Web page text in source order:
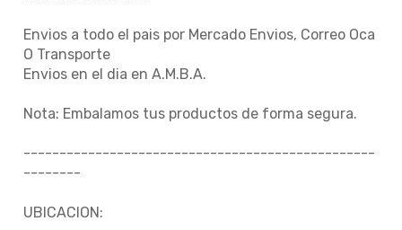
Envios a todo el pais por Mercado Envios, Correo Oca
O Transporte
Envios en el dia en A.M.B.A.
Nota: Embalamos tus productos de forma segura.
-------------------------------------------------
--------
UBICACION: